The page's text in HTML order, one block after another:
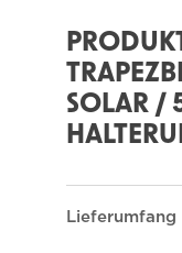
SOLAR /
Lieferumfang